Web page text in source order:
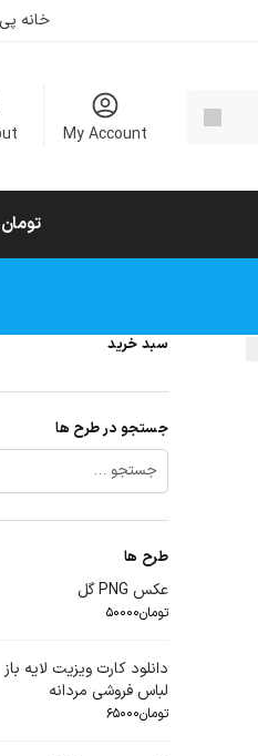
خانه
My Account
تومان
سبد خرید
جستجو در طرح ها
طرح ها
عکس PNG گل
تومان۵۰۰۰۰
دانلود کارت ویزیت لایه باز
لباس فروشی مردانه
تومان۶۵۰۰۰